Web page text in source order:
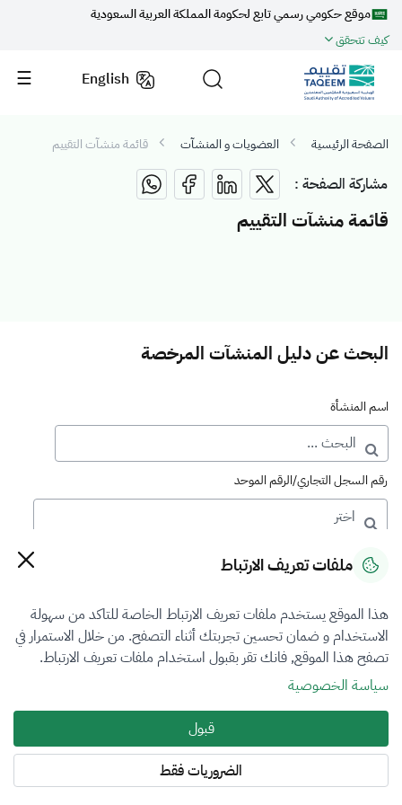
موقع حكومي رسمي تابع لحكومة المملكة العربية السعودية
كيف تتحقق
English
الصفحة الرئيسية العضويات و المنشآت قائمة منشآت التقييم
مشاركة الصفحة :
قائمة منشآت التقييم
البحث عن دليل المنشآت المرخصة
اسم المنشأة
رقم السجل التجاري/الرقم الموحد
رقم الترخيص
التصنيف
الكل
فرع التقييم
ملفات تعريف الارتباط
هذا الموقع يستخدم ملفات تعريف الارتباط الخاصة للتاكد من سهولة
الاستخدام و ضمان تحسين تجربتك أثناء التصفح. من خلال الاستمرار في
تصفح هذا الموقع, فانك تقر بقبول استخدام ملفات تعريف الارتباط.
سياسة الخصوصية
قبول
الضروريات فقط